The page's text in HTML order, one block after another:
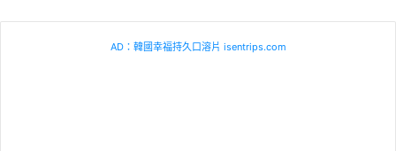
AD：韓國幸福持久口溶片 isentrips.com